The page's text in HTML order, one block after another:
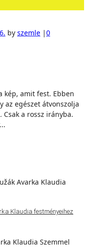
by szemle |0
amit fest. Ebben
az egészet átvonszolja
a rossz irányba.
Klaudia festményeihez